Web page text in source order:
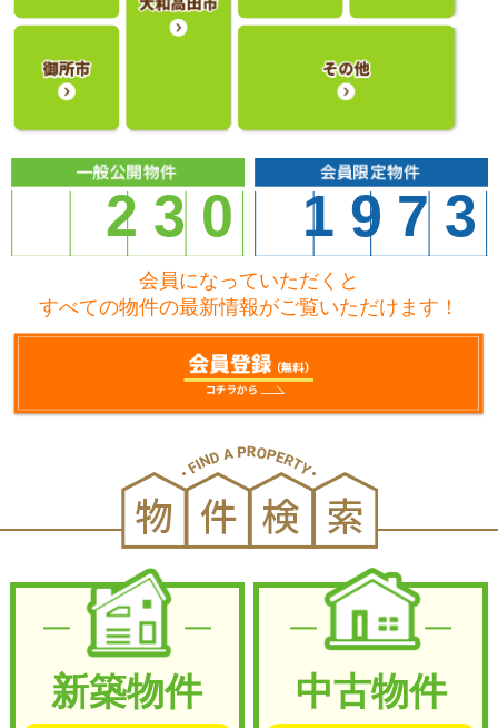
230 1973
会員になっていただくと
すべての物件の最新情報がご覧いただけます！
新築物件 中古物件